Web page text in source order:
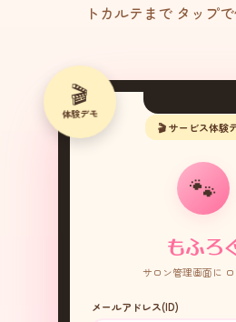
トカルテまで タップ
🎬
体験デモ
🎬 サービス体験
🐾
もふろ
サロン管理画面に
メールアドレス(ID)